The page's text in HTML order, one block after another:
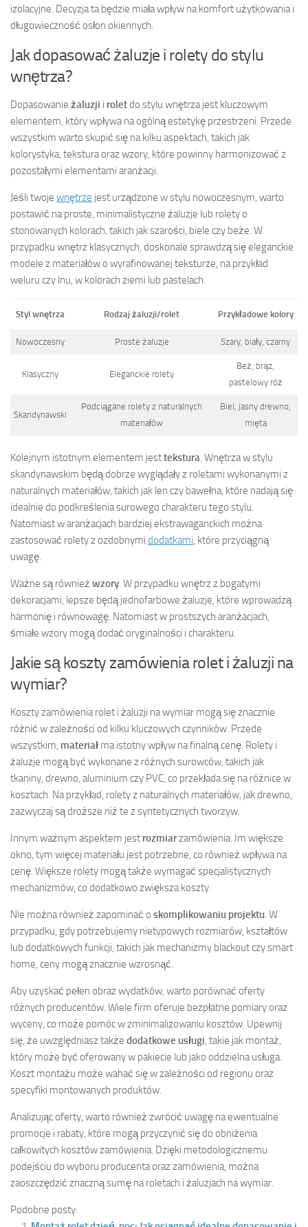
izolacyjne. Decyzja ta będzie miała wpływ na komfort użytkowania i
długowieczność osłon okiennych.
Jak dopasować żaluzje i rolety do stylu
wnętrza?
Dopasowanie żaluzji i roletdo stylu wnętrza jest kluczowym
elementem, który wpływa na ogólną estetykę przestrzeni. Przede
wszystkim warto skupić się na kilku aspektach, takich jak
kolorystyka, tekstura oraz wzory, które powinny harmonizować z
pozostałymi elementami aranżacji.
Jeśli twoje wnętrze jest urządzone w stylu nowoczesnym, warto
postawić na proste, minimalistyczne żaluzje lub rolety o
stonowanych kolorach, takich jak szarości, biele czy beże. W
przypadku wnętrz klasycznych, doskonale sprawdzą się eleganckie
modele z materiałów o wyrafinowanej teksturze, na przykład
weluru czy lnu, w kolorach ziemi lub pastelach.
Styl wnętrza Rodzaj żaluzji/rolet Przykładowe kolory
Nowoczesny Proste żaluzje Szary, biały, czarny
Klasyczny Eleganckie rolety
Beż, brąz,
pastelowy róż
Skandynawski
Podciągane rolety z naturalnych
materiałów
Biel, jasny drewno,
mięta
Kolejnym istotnym elementem jesttekstura. Wnętrza w stylu
skandynawskim będą dobrze wyglądały z roletami wykonanymi z
naturalnych materiałów, takich jak len czy bawełna, które nadają się
idealnie do podkreślenia surowego charakteru tego stylu.
Natomiast w aranżacjach bardziej ekstrawaganckich można
zastosować rolety z ozdobnymi dodatkami, które przyciągną
uwagę.
Ważne są również wzory. W przypadku wnętrz z bogatymi
dekoracjami, lepsze będą jednofarbowe żaluzje, które wprowadzą
harmonię i równowagę. Natomiast w prostszych aranżacjach,
śmiałe wzory mogą dodać oryginalności i charakteru.
Jakie są koszty zamówienia rolet i żaluzji na
wymiar?
Koszty zamówienia rolet i żaluzji na wymiar mogą się znacznie
różnić w zależności od kilku kluczowych czynników. Przede
wszystkim, materiał ma istotny wpływ na finalną cenę. Rolety i
żaluzje mogą być wykonane z różnych surowców, takich jak
tkaniny, drewno, aluminium czy PVC, co przekłada się na różnice w
kosztach. Na przykład, rolety z naturalnych materiałów, jak drewno,
zazwyczaj są droższe niż te z syntetycznych tworzyw.
Innym ważnym aspektem jest rozmiarzamówienia. Im większe
okno, tym więcej materiału jest potrzebne, co również wpływa na
cenę. Większe rolety mogą także wymagać specjalistycznych
mechanizmów, co dodatkowo zwiększa koszty.
Nie można również zapominać o skomplikowaniu projektu. W
przypadku, gdy potrzebujemy nietypowych rozmiarów, kształtów
lub dodatkowych funkcji, takich jak mechanizmy blackout czy smart
home, ceny mogą znacznie wzrosnąć.
Aby uzyskać pełen obraz wydatków, warto porównać oferty
różnych producentów. Wiele firm oferuje bezpłatne pomiary oraz
wyceny, co może pomóc w zminimalizowaniu kosztów. Upewnij
się, że uwzględniasz także dodatkowe usługi, takie jak montaż,
który może być oferowany w pakiecie lub jako oddzielna usługa.
Koszt montażu może wahać się w zależności od regionu oraz
specyfiki montowanych produktów.
Analizując oferty, warto również zwrócić uwagę na ewentualne
promocje i rabaty, które mogą przyczynić się do obniżenia
całkowitych kosztów zamówienia. Dzięki metodologicznemu
podejściu do wyboru producenta oraz zamówienia, można
zaoszczędzić znaczną sumę na roletach i żaluzjach na wymiar.
Podobne posty: